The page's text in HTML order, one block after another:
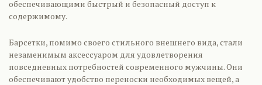
обеспечивающими быстрый и безопасный доступ к
содержимому.
Барсетки, помимо своего стильного внешнего вида, стали
незаменимым аксессуаром для удовлетворения
повседневных потребностей современного мужчины. Они
обеспечивают удобство переноски необходимых вещей, а